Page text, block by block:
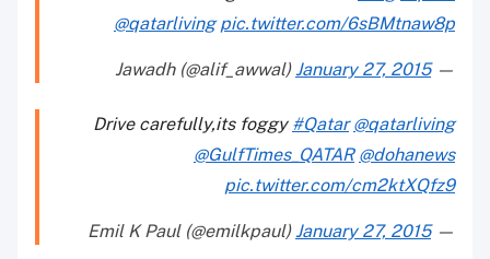
@qatarliving pic.twitter.com/6sBMtnaw8p
— Jawadh (@alif_awwal)
January 27, 2015
Drive carefully,its foggy #Qatar @qatarliving
@GulfTimes_QATAR @dohanews
pic.twitter.com/cm2ktXQfz9
— Emil K Paul (@emilkpaul)
January 27, 2015